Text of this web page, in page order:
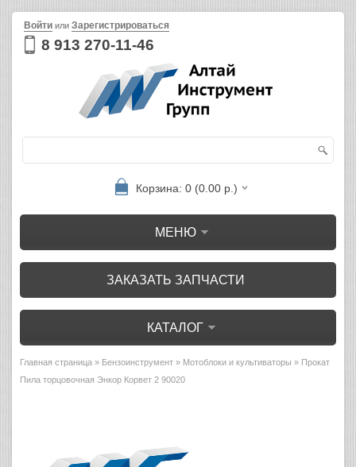
8 913 270-11-46
Войти или Зарегистрироваться
Корзина: 0 (0.00 р.)
МЕНЮ
ЗАКАЗАТЬ ЗАПЧАСТИ
КАТАЛОГ
Главная страница » Бензоинструмент » Мотоблоки и культиваторы » Прокат
Пила торцовочная Энкор Корвет 2 90020